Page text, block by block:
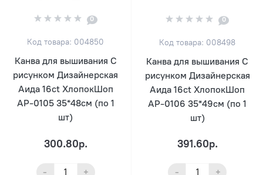
0
Код товара: 004850
Канва для вышивания С
рисунком Дизайнерская
Аида 16ct ХлопокШоп
АР-0105 35*48см (по 1
шт)
300.80р.
- +
0
Код товара: 008498
Канва для вышивания С
рисунком Дизайнерская
Аида 16ct ХлопокШоп
АР-0106 35*49см (по 1
шт)
391.60р.
- +